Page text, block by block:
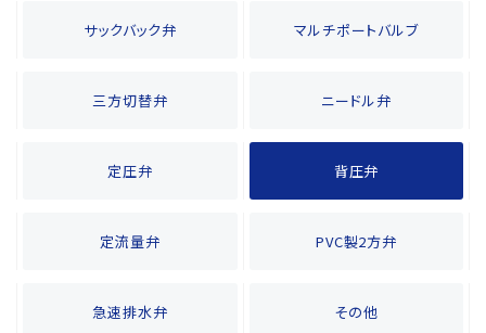
サックバック弁 マルチポートバルブ
三方切替弁 ニードル弁
定圧弁 背圧弁
定流量弁 PVC製2方弁
急速排水弁 その他